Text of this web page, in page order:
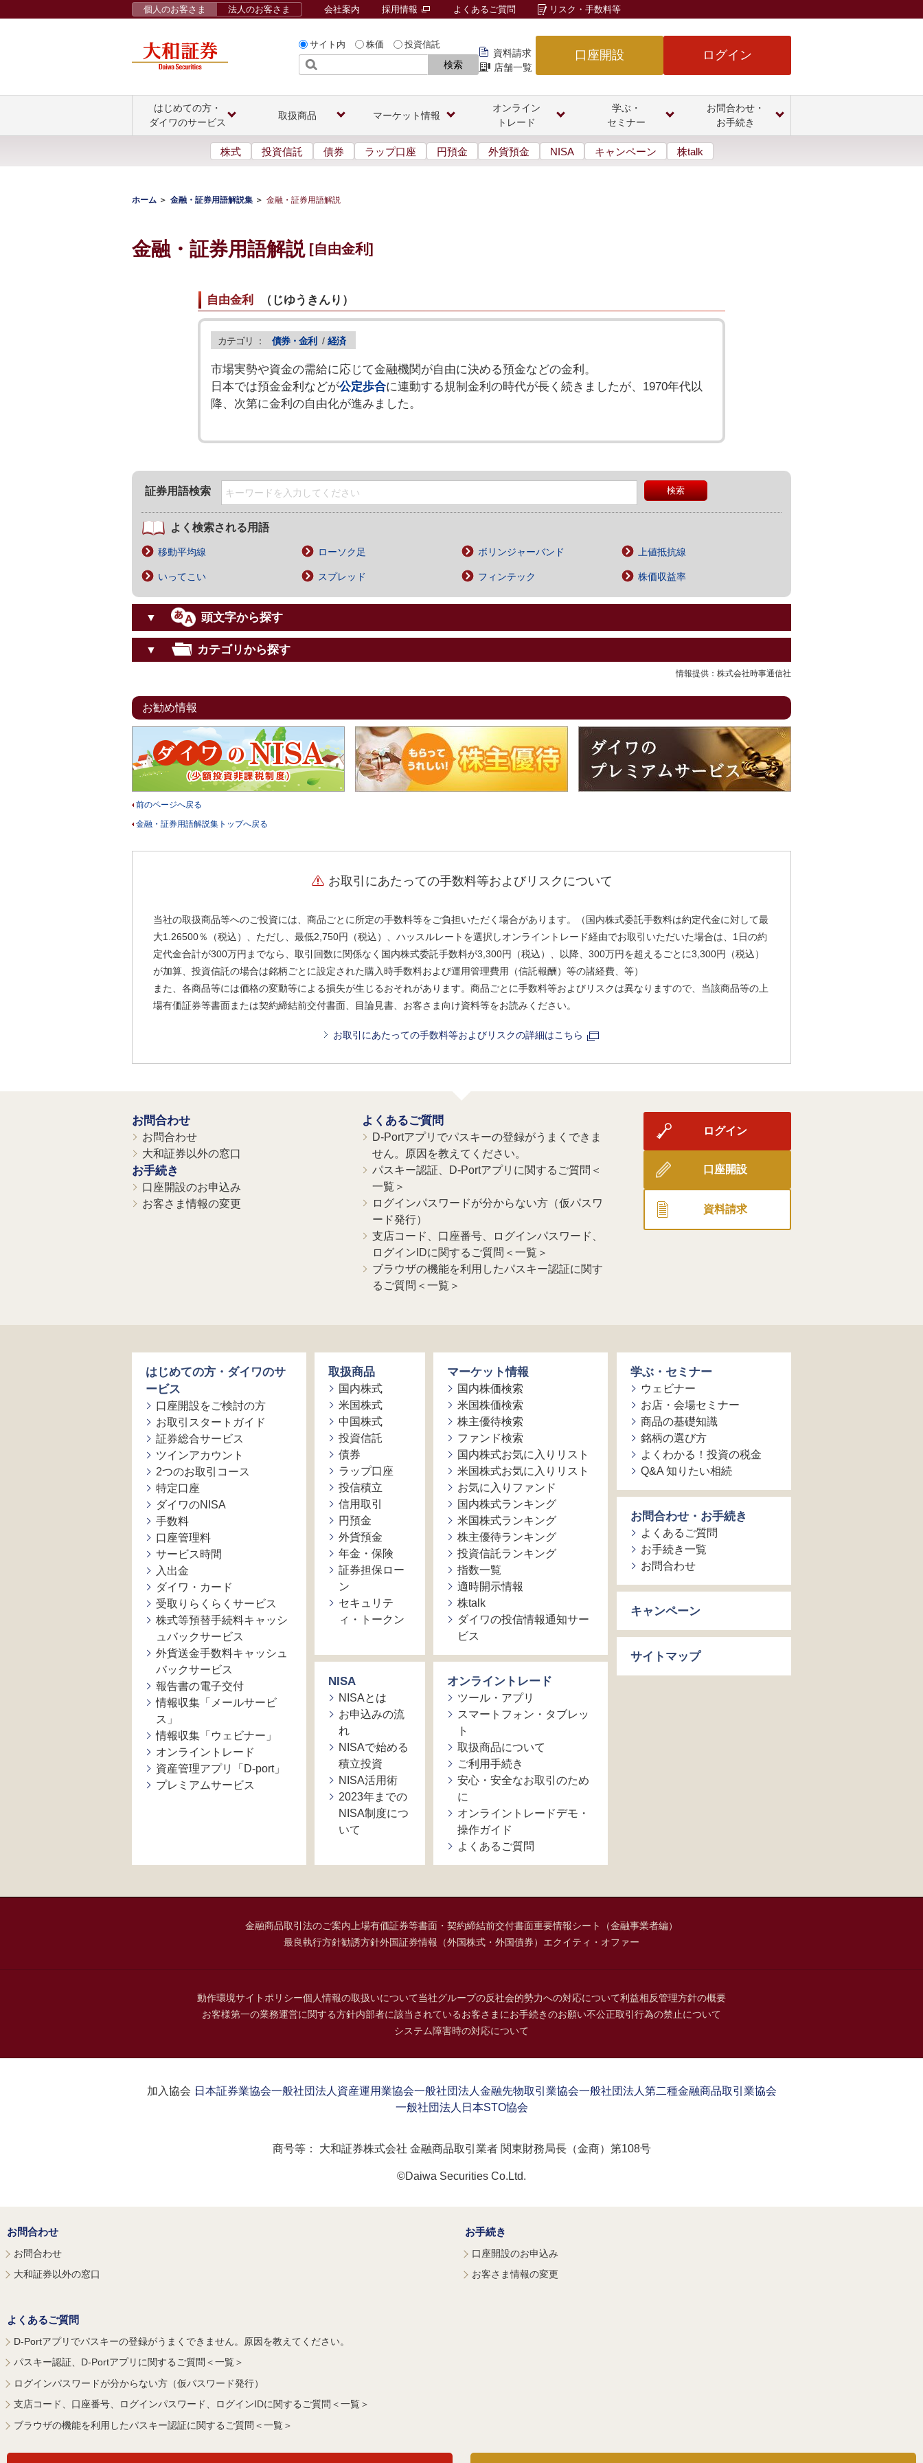
サイト内 株価 投資信託
検索
資料請求
店舗一覧
口座開設 ログイン
個人のお客さま 法人のお客さま 会社案内 採用情報 よくあるご質問 リスク・手数料等
はじめての方・
ダイワのサービス
取扱商品 マーケット情報
オンライン
トレード
学ぶ・
セミナー
お問合わせ・
お手続き
株式 投資信託 債券 ラップ口座 円預金 外貨預金 NISA キャンペーン 株talk
ホーム 金融・証券用語解説集 金融・証券用語解説
金融・証券用語解説 [自由金利]
自由金利 （ じゆうきんり ）
カテゴリ ： 債券・金利 / 経済
市場実勢や資金の需給に応じて金融機関が自由に決める預金などの金利。
日本では預金金利などが公定歩合に連動する規制金利の時代が長く続きましたが、1970年代以
降、次第に金利の自由化が進みました。
証券用語検索
よく検索される用語
移動平均線 ローソク足 ボリンジャーバンド 上値抵抗線
いってこい スプレッド フィンテック 株価収益率
▼ 頭文字から探す
▼ カテゴリから探す
情報提供：株式会社時事通信社
お勧め情報
前のページへ戻る
金融・証券用語解説集トップへ戻る
お取引にあたっての手数料等およびリスクについて
当社の取扱商品等へのご投資には、商品ごとに所定の手数料等をご負担いただく場合があります。（国内株式委託手数料は約定代金に対して最
大1.26500％（税込）、ただし、最低2,750円（税込）、ハッスルレートを選択しオンライントレード経由でお取引いただいた場合は、1日の約
定代金合計が300万円までなら、取引回数に関係なく国内株式委託手数料が3,300円（税込）、以降、300万円を超えるごとに3,300円（税込）
が加算、投資信託の場合は銘柄ごとに設定された購入時手数料および運用管理費用（信託報酬）等の諸経費、等）
また、各商品等には価格の変動等による損失が生じるおそれがあります。商品ごとに手数料等およびリスクは異なりますので、当該商品等の上
場有価証券等書面または契約締結前交付書面、目論見書、お客さま向け資料等をお読みください。
お取引にあたっての手数料等およびリスクの詳細はこちら
お問合わせ
お問合わせ
大和証券以外の窓口
お手続き
口座開設のお申込み
お客さま情報の変更
よくあるご質問
D-Portアプリでパスキーの登録がうまくできま
せん。原因を教えてください。
パスキー認証、D-Portアプリに関するご質問＜
一覧＞
ログインパスワードが分からない方（仮パスワ
ード発行）
支店コード、口座番号、ログインパスワード、
ログインIDに関するご質問＜一覧＞
ブラウザの機能を利用したパスキー認証に関す
るご質問＜一覧＞
ログイン
口座開設
資料請求
はじめての方・ダイワのサ
ービス
口座開設をご検討の方
お取引スタートガイド
証券総合サービス
ツインアカウント
2つのお取引コース
特定口座
ダイワのNISA
手数料
口座管理料
サービス時間
入出金
ダイワ・カード
受取りらくらくサービス
株式等預替手続料キャッシ
ュバックサービス
外貨送金手数料キャッシュ
バックサービス
報告書の電子交付
情報収集「メールサービ
ス」
情報収集「ウェビナー」
オンライントレード
資産管理アプリ「D-port」
プレミアムサービス
取扱商品
国内株式
米国株式
中国株式
投資信託
債券
ラップ口座
投信積立
信用取引
円預金
外貨預金
年金・保険
証券担保ロー
ン
セキュリテ
ィ・トークン
NISA
NISAとは
お申込みの流
れ
NISAで始める
積立投資
NISA活用術
2023年までの
NISA制度につ
いて
マーケット情報
国内株価検索
米国株価検索
株主優待検索
ファンド検索
国内株式お気に入りリスト
米国株式お気に入りリスト
お気に入りファンド
国内株式ランキング
米国株式ランキング
株主優待ランキング
投資信託ランキング
指数一覧
適時開示情報
株talk
ダイワの投信情報通知サー
ビス
オンライントレード
ツール・アプリ
スマートフォン・タブレッ
ト
取扱商品について
ご利用手続き
安心・安全なお取引のため
に
オンライントレードデモ・
操作ガイド
よくあるご質問
学ぶ・セミナー
ウェビナー
お店・会場セミナー
商品の基礎知識
銘柄の選び方
よくわかる！投資の税金
Q&A 知りたい相続
お問合わせ・お手続き
よくあるご質問
お手続き一覧
お問合わせ
キャンペーン
サイトマップ
金融商品取引法のご案内 上場有価証券等書面・契約締結前交付書面重要情報シート（金融事業者編）
最良執行方針勧誘方針外国証券情報（外国株式・外国債券） エクイティ・オファー
動作環境サイトポリシー個人情報の取扱いについて当社グループの反社会的勢力への対応について利益相反管理方針の概要
お客様第一の業務運営に関する方針内部者に該当されているお客さまにお手続きのお願い不公正取引行為の禁止について
システム障害時の対応について
加入協会：日本証券業協会一般社団法人資産運用業協会一般社団法人金融先物取引業協会一般社団法人第二種金融商品取引業協会
一般社団法人日本STO協会
商号等： 大和証券株式会社 金融商品取引業者 関東財務局長（金商）第108号
©Daiwa Securities Co.Ltd.
お問合わせ
お問合わせ
大和証券以外の窓口
お手続き
口座開設のお申込み
お客さま情報の変更
よくあるご質問
D-Portアプリでパスキーの登録がうまくできません。原因を教えてください。
パスキー認証、D-Portアプリに関するご質問＜一覧＞
ログインパスワードが分からない方（仮パスワード発行）
支店コード、口座番号、ログインパスワード、ログインIDに関するご質問＜一覧＞
ブラウザの機能を利用したパスキー認証に関するご質問＜一覧＞